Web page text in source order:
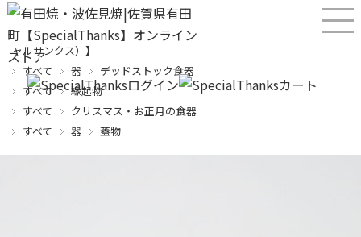
産直！有田焼、波佐見焼オンラインショップ【SPECIALTHANKS（スペシ
ャルサンクス）】
すべて
器
デッドストック食器
すべて
縁起物
すべて
クリスマス・お正月の食器
すべて
器 蓋物